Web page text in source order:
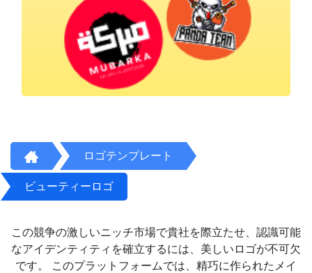
ロゴテンプレート
ビューティーロゴ
この競争の激しいニッチ市場で貴社を際立たせ、認識可能
なアイデンティティを確立するには、美しいロゴが不可欠
です。 このプラットフォームでは、精巧に作られたメイ